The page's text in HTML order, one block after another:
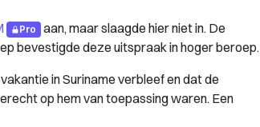
Pro
aan, maar slaagde hier niet in. De
bevestigde deze uitspraak in hoger beroep.
in Suriname verbleef en dat de
op hem van toepassing waren. Een